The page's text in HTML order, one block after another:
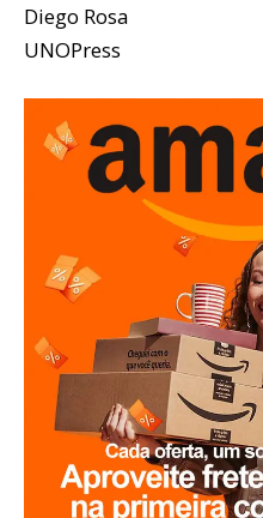
Diego Rosa
UNOPress